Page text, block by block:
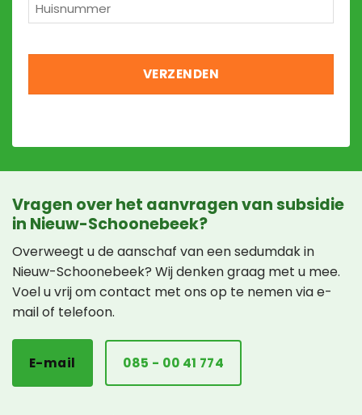
*
Vragen over het aanvragen van subsidie
in Nieuw-Schoonebeek?
Overweegt u de aanschaf van een sedumdak in
Nieuw-Schoonebeek? Wij denken graag met u mee.
Voel u vrij om contact met ons op te nemen via e-
mail of telefoon.
E-mail 085 - 00 41 774